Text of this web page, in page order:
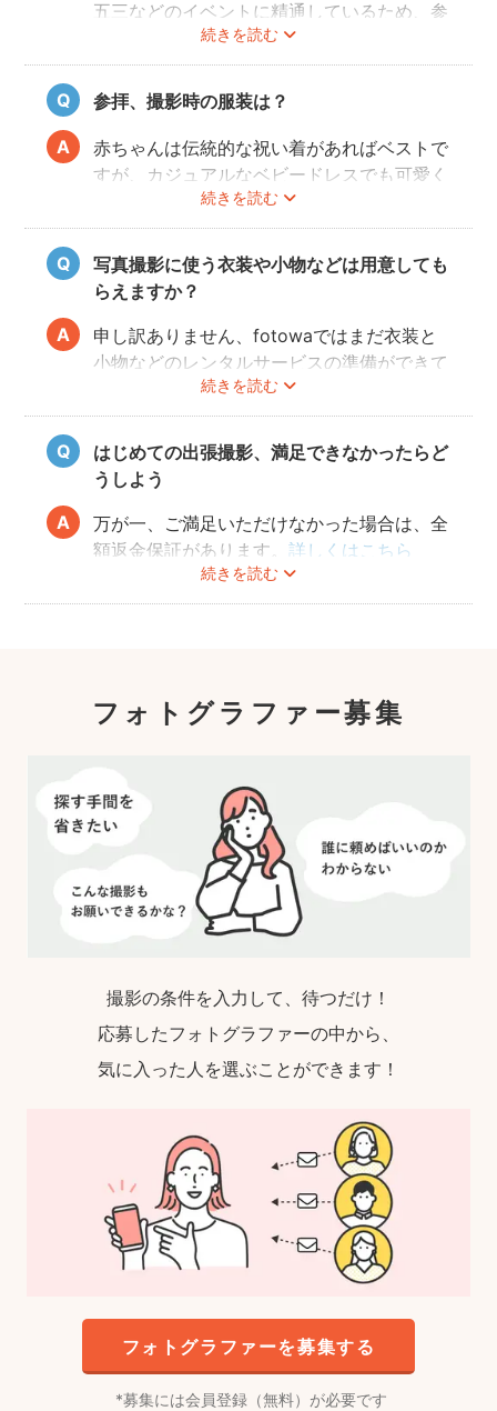
続きを読む
五三などのイベントに精通しているため、参
拝や家族団欒を乱すことなくスムーズに撮影
することができます。
参拝、撮影時の服装は？
続きを読む
赤ちゃんは伝統的な祝い着があればベストで
すが、カジュアルなベビードレスでも可愛く
写すことができます。またご両親も着物を着
ると雰囲気が出ますが、洋服でもおしゃれな
写真に仕上がります。
写真撮影に使う衣装や小物などは用意しても
らえますか？
続きを読む
申し訳ありません、fotowaではまだ衣装と
小物などのレンタルサービスの準備ができて
おりませんので、お客様ご自身にご用意をお
願いしております。
はじめての出張撮影、満足できなかったらど
うしよう
続きを読む
万が一、ご満足いただけなかった場合は、全
額返金保証があります。詳しくはこちら
フォトグラファー募集
撮影の条件を入力して、待つだけ！
応募したフォトグラファーの中から、
気に入った人を選ぶことができます！
フォトグラファーを募集する
募集には会員登録（無料）が必要です